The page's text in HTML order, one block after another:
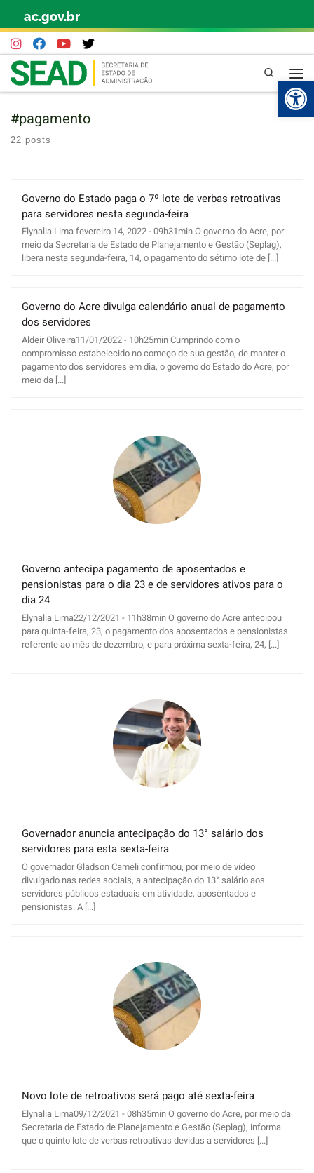
Skip to content
ac.gov.br
Pesquisa
#pagamento
22 posts
Governo do Estado paga o 7º lote de verbas retroativas
para servidores nesta segunda-feira
Elynalia Lima fevereiro 14, 2022 - 09h31min O governo do Acre, por
meio da Secretaria de Estado de Planejamento e Gestão (Seplag),
libera nesta segunda-feira, 14, o pagamento do sétimo lote de [...]
Governo do Acre divulga calendário anual de pagamento
dos servidores
Aldeir Oliveira11/01/2022 - 10h25min Cumprindo com o
compromisso estabelecido no começo de sua gestão, de manter o
pagamento dos servidores em dia, o governo do Estado do Acre, por
meio da [...]
Governo antecipa pagamento de aposentados e
pensionistas para o dia 23 e de servidores ativos para o
dia 24
Elynalia Lima22/12/2021 - 11h38min O governo do Acre antecipou
para quinta-feira, 23, o pagamento dos aposentados e pensionistas
referente ao mês de dezembro, e para próxima sexta-feira, 24, [...]
Governador anuncia antecipação do 13° salário dos
servidores para esta sexta-feira
O governador Gladson Cameli confirmou, por meio de vídeo
divulgado nas redes sociais, a antecipação do 13° salário aos
servidores públicos estaduais em atividade, aposentados e
pensionistas. A [...]
Novo lote de retroativos será pago até sexta-feira
Elynalia Lima09/12/2021 - 08h35min O governo do Acre, por meio da
Secretaria de Estado de Planejamento e Gestão (Seplag), informa
que o quinto lote de verbas retroativas devidas a servidores [...]